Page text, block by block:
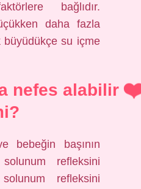
bağlıdır.
daha fazla
büyüdükçe su içme
nefes alabilir
bebeğin başının
solunum refleksini
refleksini